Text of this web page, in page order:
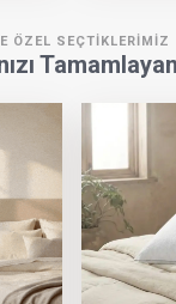
ÖZEL SEÇTİKLERİMİZ